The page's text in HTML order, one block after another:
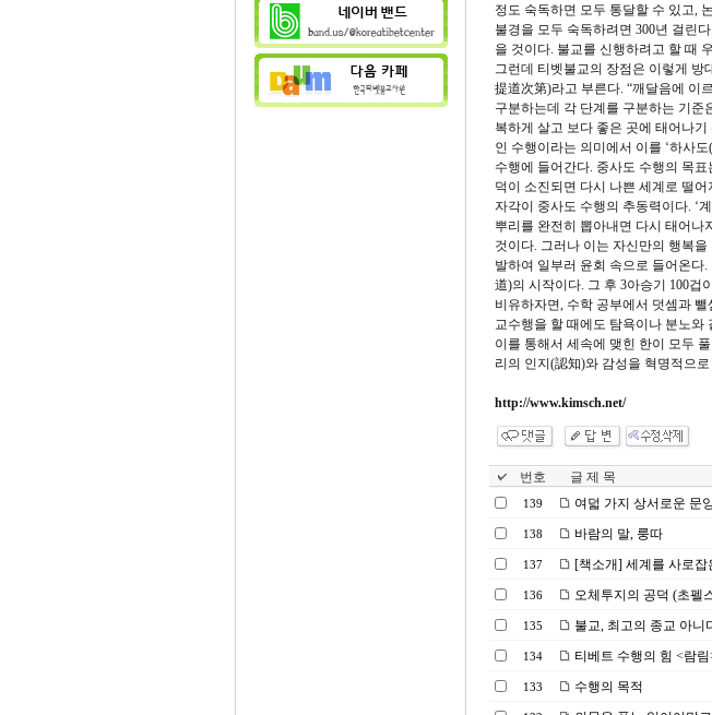
정도 숙독하면 모두 통달할 수 있고,
불경을 모두 숙독하려면 300년 걸린
을 것이다. 불교를 신행하려고 할 때
그런데 티벳불교의 장점은 이렇게
提道次第)라고 부른다. “깨달음에 이
구분하는데 각 단계를 구분하는 기준
복하게 살고 보다 좋은 곳에 태어나
인 수행이라는 의미에서 이를 ‘하사
수행에 들어간다. 중사도 수행의 목
덕이 소진되면 다시 나쁜 세계로 떨어
자각이 중사도 수행의 추동력이다. ‘
뿌리를 완전히 뽑아내면 다시 태어나
것이다. 그러나 이는 자신만의 행복
발하여 일부러 윤회 속으로 들어온다
道)의 시작이다. 그 후 3아승기 100겁
비유하자면, 수학 공부에서 덧셈과
교수행을 할 때에도 탐욕이나 분노와
이를 통해서 세속에 맺힌 한이 모두
리의 인지(認知)와 감성을 혁명적으
http://www.kimsch.net/
번호 글 제 목
139 여덟 가지 상서로운 문
138 바람의 말, 룽따
137 [책소개] 세계를 사로잡
136 오체투지의 공덕 (초펠
135 불교, 최고의 종교 아니
134 티베트 수행의 힘 <람
133 수행의 목적